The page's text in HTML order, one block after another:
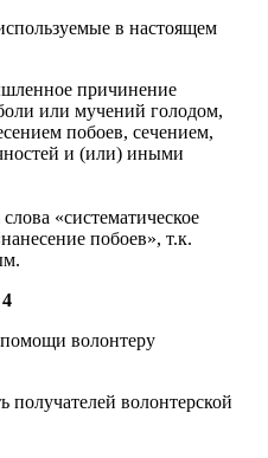
в настоящем
причинение
или мучений голодом,
побоев, сечением,
и (или) иными
«систематическое
побоев», т.к.
волонтеру
получателей волонтерской